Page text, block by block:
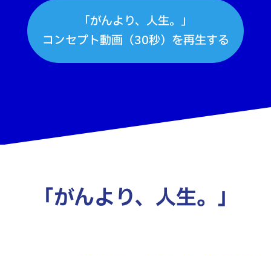
「がんより、人生。」
コンセプト動画（30秒）を再生する
「がんより、人生。」